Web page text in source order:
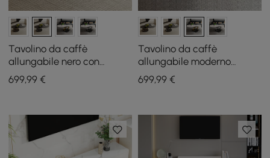
Tavolino da caffè
allungabile nero con
piedistallo in metallo a
forma di anello
699,99 €
Tavolino da caffè
allungabile moderno
bianco con piedistallo in
metallo a forma di anello
699,99€